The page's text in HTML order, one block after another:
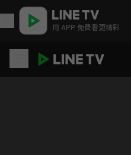
用 APP 免費看更精彩